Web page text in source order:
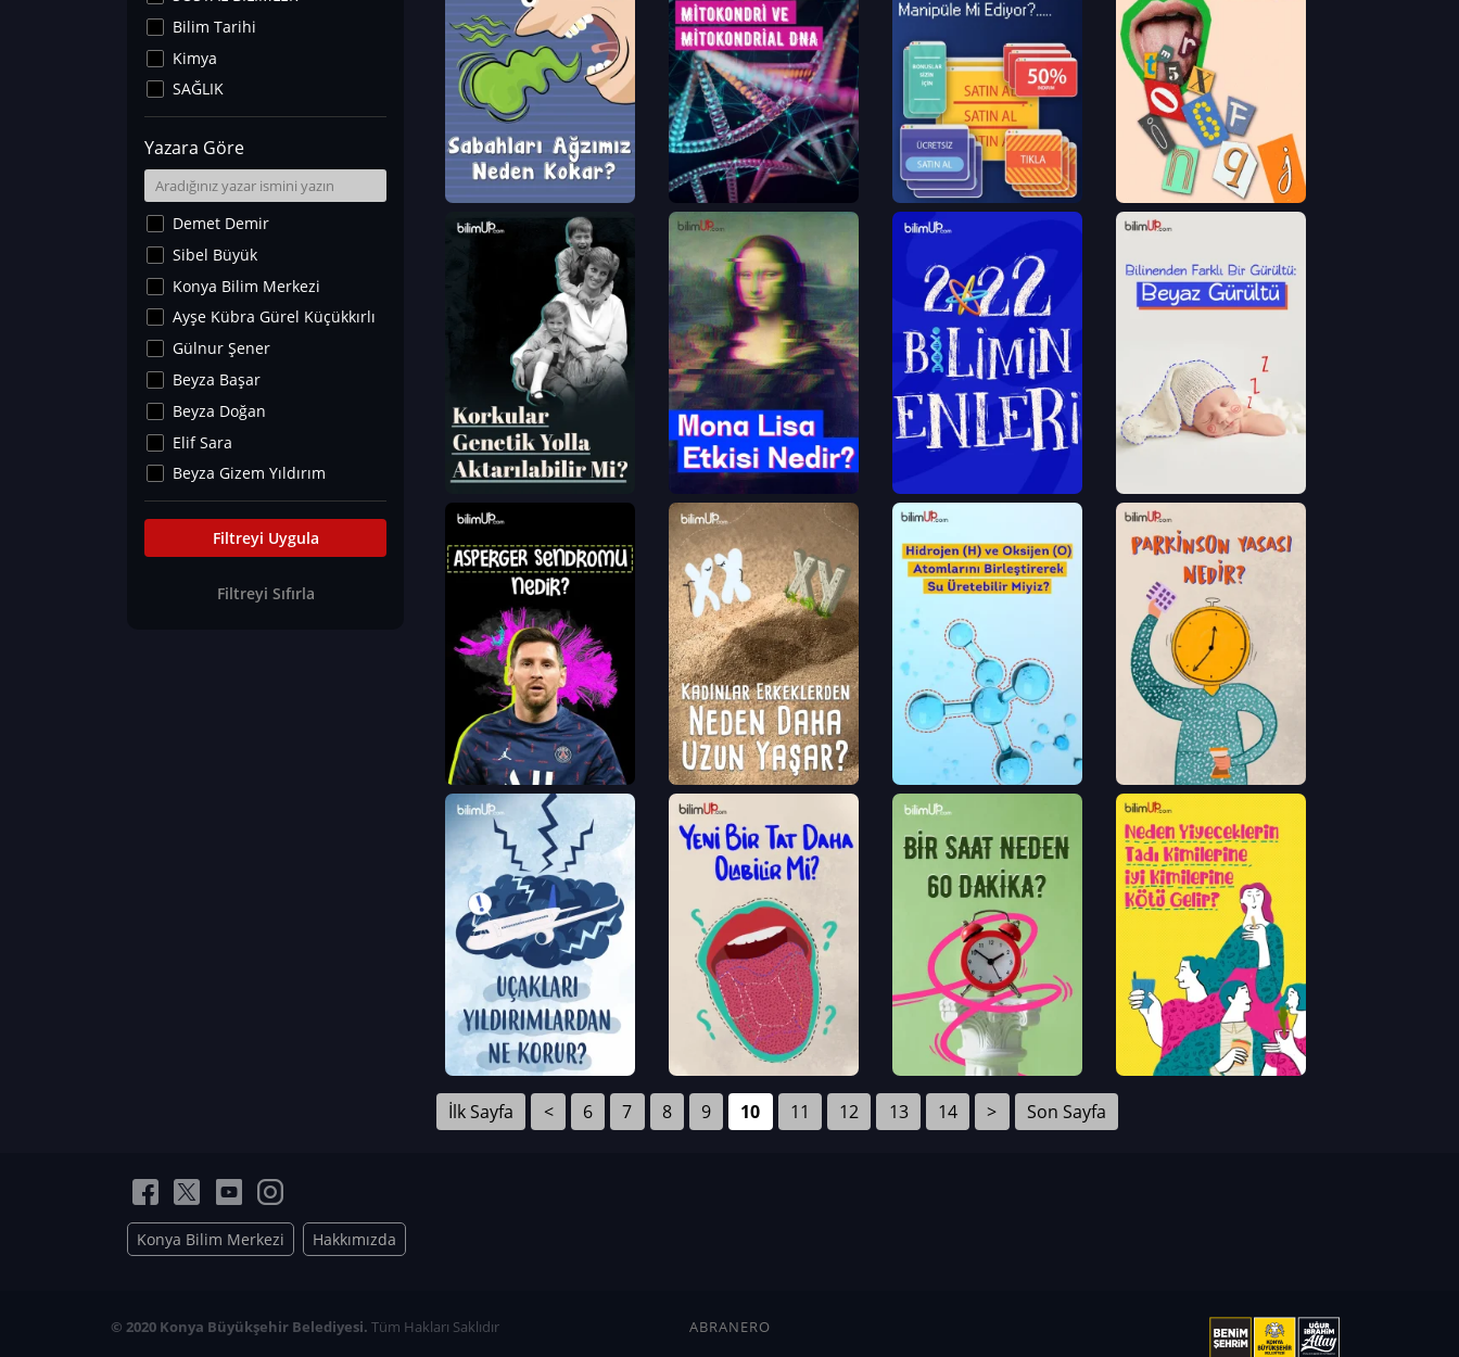
Bilim Tarihi
Kimya
SAĞLIK
Sanat Tarihi
Fizik
Yer Bilimleri
Astronomi ve Uzay
Noroloji
Matematik
Teknoloji
İklim Değişikliği
Arkeoloji
Kültür&Sanat
Yaşam Tavsiyeleri
Merakoloji
Eğitim Bilimleri
Yazara Göre
Demet Demir
Sibel Büyük
Konya Bilim Merkezi
Ayşe Kübra Gürel Küçükkırlı
Gülnur Şener
Beyza Başar
Beyza Doğan
Elif Sara
Beyza Gizem Yıldırım
İlknur İyigökler
Büşra Elif Kıvrak
Can TORUN
Filtreyi Uygula
Filtreyi Sıfırla
İlk Sayfa < 6 7 8 9 10 11 12 13 14 > Son Sayfa
Konya Bilim Merkezi Hakkımızda
© 2020 Konya Büyükşehir Belediyesi. Tüm Hakları Saklıdır ABRANERO